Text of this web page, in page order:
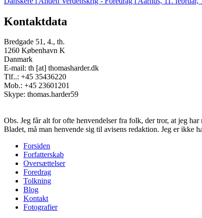
Kontaktdata
Bredgade 51, 4., th.
1260 København K
Danmark
E-mail: th [at] thomasharder.dk
Tlf..: +45 35436220
Mob.: +45 23601201
Skype: thomas.harder59
Obs. Jeg får alt for ofte henvendelser fra folk, der tror, at jeg
Bladet, må man henvende sig til avisens redaktion. Jeg er
Footer
menu
Forsiden
Forfatterskab
Oversættelser
Foredrag
Tolkning
Blog
Kontakt
Fotografier